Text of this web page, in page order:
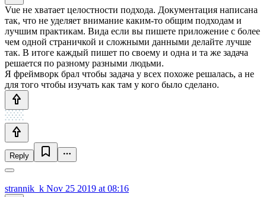
Vue не хватает целостности подхода. Документация написана
так, что не уделяет внимание каким-то общим подходам и
лучшим практикам. Вида если вы пишете приложение с более
чем одной страничкой и сложными данными делайте лучше
так. В итоге каждый пишет по своему и одна и та же задача
решается по разному разными людьми.
Я фреймворк брал чтобы задача у всех похоже решалась, а не
для того чтобы изучать как там у кого было сделано.
Reply
strannik_k Nov 25 2019 at 08:16